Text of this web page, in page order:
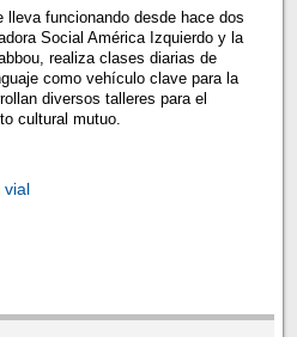
lleva funcionando desde hace dos
Social América Izquierdo y la
realiza clases diarias de
como vehículo clave para la
diversos talleres para el
cultural mutuo.
vial